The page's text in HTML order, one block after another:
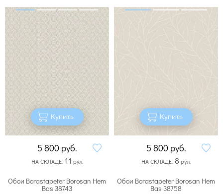
Купить
5 800 руб.
НА СКЛАДЕ: 11 рул.
Купить
5 800 руб.
НА СКЛАДЕ: 8 рул.
Обои Borastapeter Borosan Hem
Bas 38743
Обои Borastapeter Borosan Hem
Bas 38758